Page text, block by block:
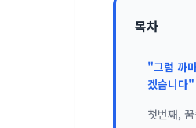
목차
"그럼 까
겠습니다"
첫번째,